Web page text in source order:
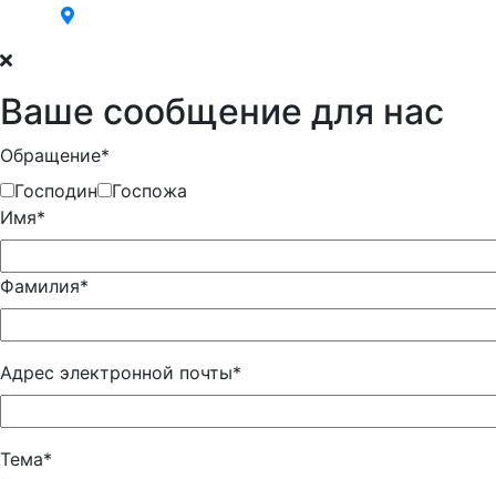
Ваше сообщение для нас
Обращение*
Господин
Госпожа
Имя*
Фамилия*
Адрес электронной почты*
Тема*